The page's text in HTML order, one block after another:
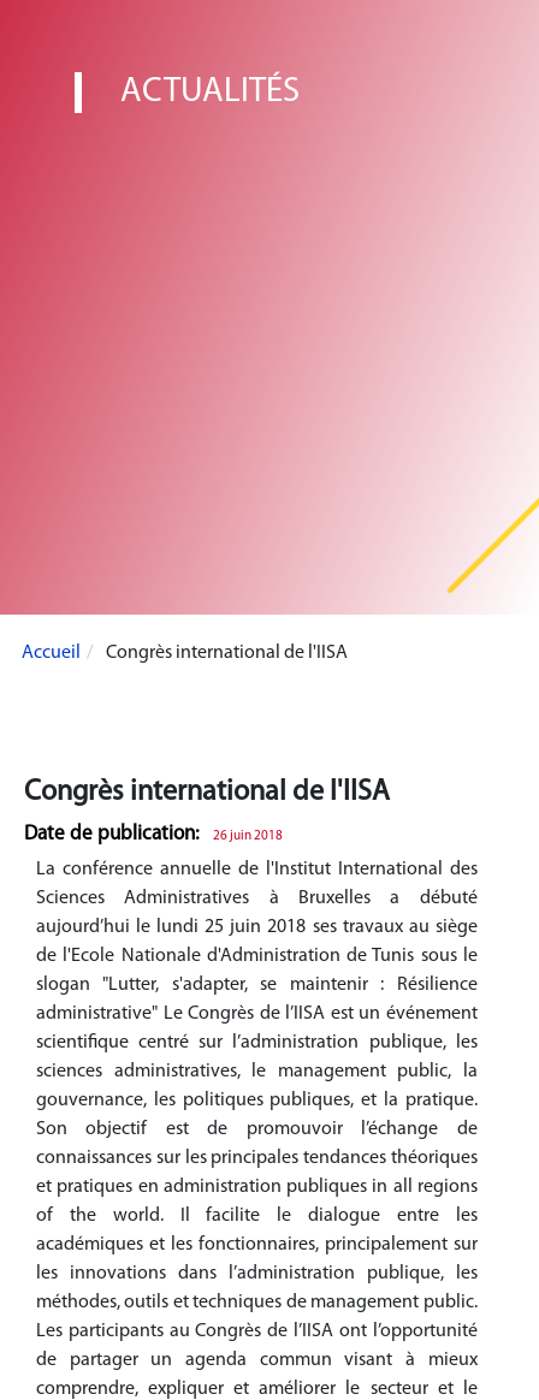
ACTUALITÉS
Accueil Congrès international de l'IISA
Congrès international de l'IISA
Date de publication: 26 juin 2018
La conférence annuelle de l'Institut International des
Sciences Administratives à Bruxelles a débuté
aujourd’hui le lundi 25 juin 2018 ses travaux au siège
de l'Ecole Nationale d'Administration de Tunis sous le
slogan "Lutter, s'adapter, se maintenir : Résilience
administrative" Le Congrès de l’IISA est un événement
scientifique centré sur l’administration publique, les
sciences administratives, le management public, la
gouvernance, les politiques publiques, et la pratique.
Son objectif est de promouvoir l’échange de
connaissances sur les principales tendances théoriques
et pratiques en administration publiques in all regions
of the world. Il facilite le dialogue entre les
académiques et les fonctionnaires, principalement sur
les innovations dans l’administration publique, les
méthodes, outils et techniques de management public.
Les participants au Congrès de l’IISA ont l’opportunité
de partager un agenda commun visant à mieux
comprendre, expliquer et améliorer le secteur et le